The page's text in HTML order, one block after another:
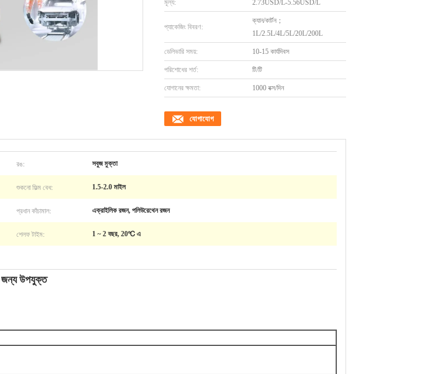
মূল্য: 2.73USD/L-5.56USD/L
প্যাকেজিং বিবরণ:
ক্যান/কার্টন；
1L/2.5L/4L/5L/20L/200L
ডেলিভারি সময়: 10-15 কার্যদিবস
পরিশোধের শর্ত: টি/টি
যোগানের ক্ষমতা: 1000 বক্স/দিন
যোগাযোগ
রঙ: সবুজ মুক্তা
শুকনো ফিল্ম বেধ: 1.5-2.0 মাইল
প্রধান কাঁচামাল: এক্রাইলিক রজন, পলিউরেথেন রজন
শেলফ টাইম: 1 ~ 2 বছর, 20℃ এ
জন্য উপযুক্ত